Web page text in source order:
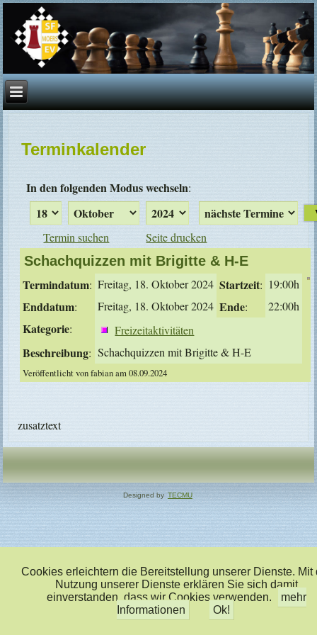
Terminkalender
In den folgenden Modus wechseln:
Termin suchen Seite drucken
Schachquizzen mit Brigitte & H-E
Termindatum: Freitag, 18. Oktober 2024 Startzeit: 19:00h
Enddatum: Freitag, 18. Oktober 2024 Ende: 22:00h
Kategorie: Freizeitaktivitäten
Beschreibung: Schachquizzen mit Brigitte & H-E
Veröffentlicht von fabian am 08.09.2024
zusatztext
Designed by TECMU
Cookies erleichtern die Bereitstellung unserer Dienste. Mit
Nutzung unserer Dienste erklären Sie sich damit
einverstanden, dass wir Cookies verwenden.
mehr
Informationen
Ok!